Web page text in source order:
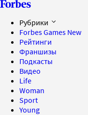
Рубрики
Forbes Games New
Рейтинги
Франшизы
Подкасты
Видео
Life
Woman
Sport
Young